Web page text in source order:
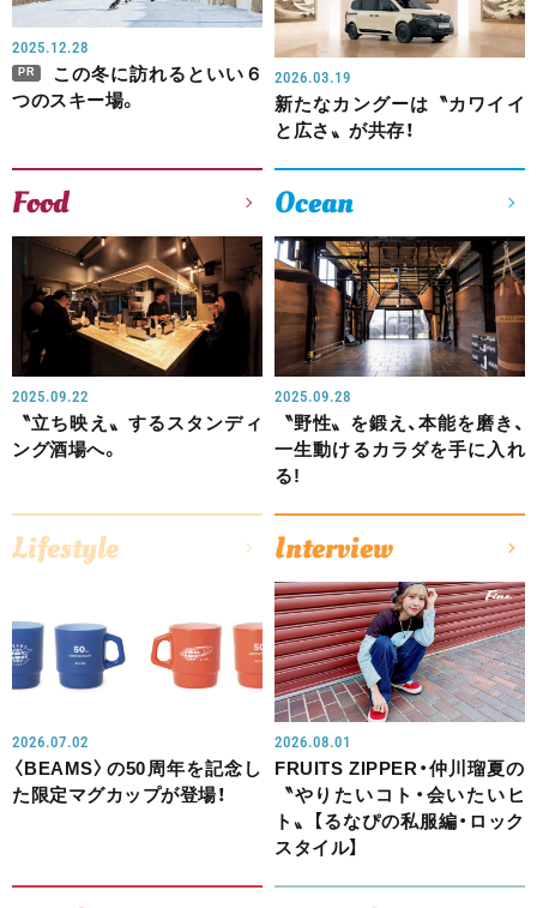
2025.12.28
PR
この冬に訪れるといい６
つのスキー場。
2026.03.19
新たなカングーは〝カワイイ
と広さ〟が共存！
Food
2025.09.22
〝立ち映え〟するスタンディ
ング酒場へ。
Ocean
2025.09.28
〝野性〟を鍛え、本能を磨き、
一生動けるカラダを手に入れ
る!
Lifestyle
2026.07.02
〈BEAMS〉の50周年を記念し
た限定マグカップが登場！
Interview
2026.08.01
FRUITS ZIPPER・仲川瑠夏の
〝やりたいコト・会いたいヒ
ト〟【るなぴの私服編・ロック
スタイル】